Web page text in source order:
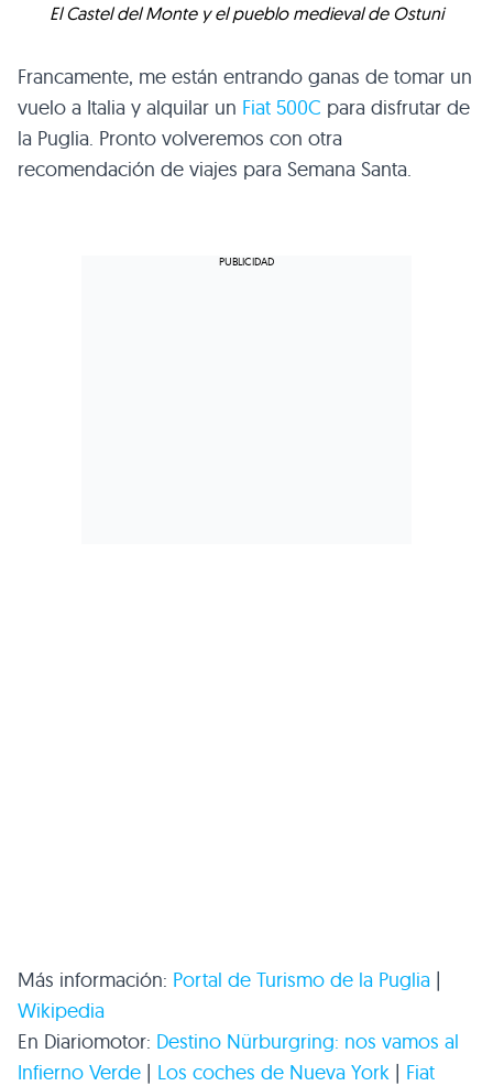
El Castel del Monte y el pueblo medieval de Ostuni
Francamente, me están entrando ganas de tomar un
vuelo a Italia y alquilar un Fiat 500C para disfrutar de
la Puglia. Pronto volveremos con otra
recomendación de viajes para Semana Santa.
Más información: Portal de Turismo de la Puglia |
Wikipedia
En Diariomotor: Destino Nürburgring: nos vamos al
Infierno Verde | Los coches de Nueva York | Fiat